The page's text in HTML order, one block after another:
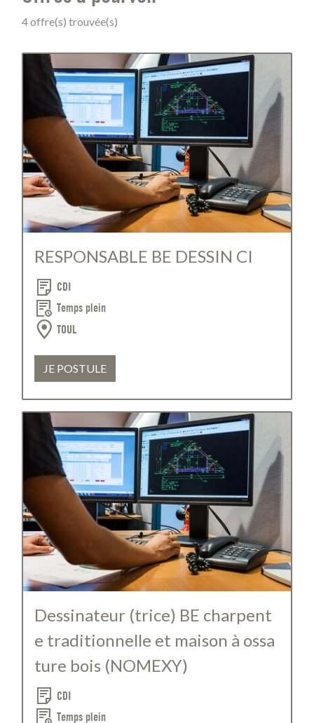
4 offre(s) trouvée(s)
RESPONSABLE BE DESSIN CI
CDI
Temps plein
TOUL
JE POSTULE
Dessinateur (trice) BE charpent
e traditionnelle et maison à ossa
ture bois (NOMEXY)
CDI
Temps plein